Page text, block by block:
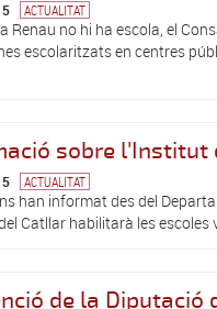
ACTUALITAT
Renau no hi ha escola, el
escolaritzats en centres
sobre l'Institut
ACTUALITAT
han informat des del
Catllar habilitarà les escoles
de la Diputació